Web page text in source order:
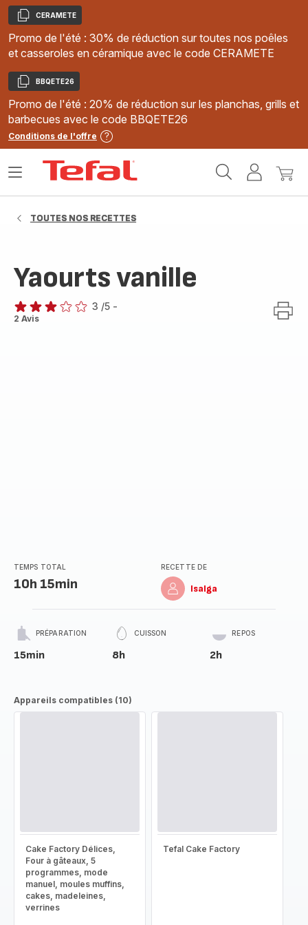
Copier
CERAMETE
Promo de l'été : 30% de réduction sur toutes nos poêles
et casseroles en céramique avec le code CERAMETE
Copier
BBQETE26
Promo de l'été : 20% de réduction sur les planchas, grills et
barbecues avec le code BBQETE26
Conditions de l'offre
MonMon
Ouvrir
TOUTES NOS RECETTES
Yaourts vanille
Avis
3 /5 -
2 Avis
TEMPS TOTAL
10h 15min
RECETTE DE
Isalga
PRÉPARATION
15min
CUISSON
8h
REPOS
2h
Appareils compatibles (10)
Cake Factory Délices,
Four à gâteaux, 5
programmes, mode
manuel, moules muffins,
cakes, madeleines,
verrines
Tefal Cake Factory